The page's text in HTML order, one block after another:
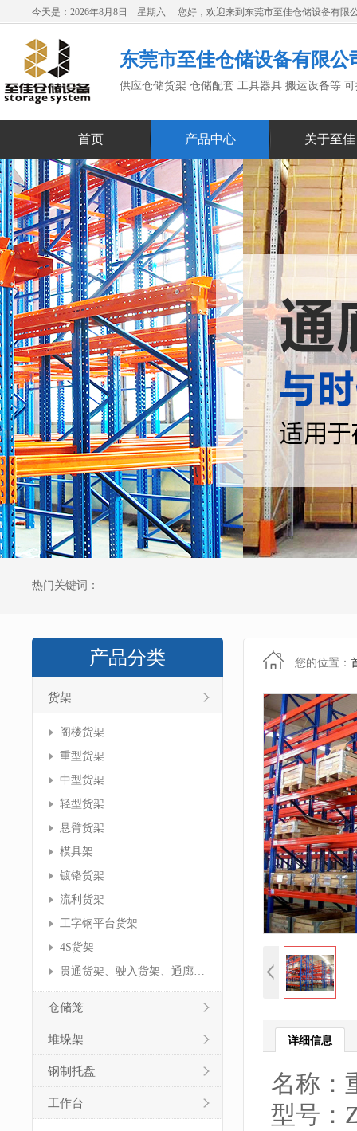
今天是：2026年8月8日 星期六 您好，欢迎来到东莞市至佳仓储设备有限
东莞市至佳仓储设备有限公
供应仓储货架 仓储配套 工具器具 搬运设备等
首页 产品中心 关于至佳
热门关键词：
产品分类
货架
阁楼货架
重型货架
中型货架
轻型货架
悬臂货架
模具架
镀铬货架
流利货架
工字钢平台货架
4S货架
贯通货架、驶入货架、通廊货架
仓储笼
堆垛架
钢制托盘
工作台
您的位置：
详细信息
名称：
型号：